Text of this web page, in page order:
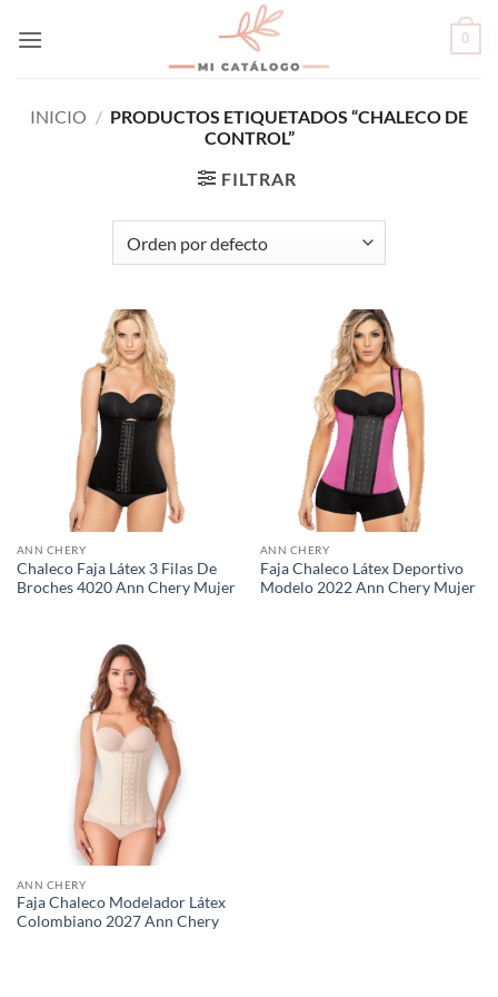
0
INICIO / PRODUCTOS ETIQUETADOS “CHALECO DE
CONTROL”
FILTRAR
ANN CHERY
Chaleco Faja Látex 3 Filas De
Broches 4020 Ann Chery Mujer
ANN CHERY
Faja Chaleco Látex Deportivo
Modelo 2022 Ann Chery Mujer
ANN CHERY
Faja Chaleco Modelador Látex
Colombiano 2027 Ann Chery